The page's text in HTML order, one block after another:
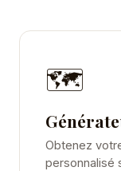
🗺️
Obtenez
personnalisé